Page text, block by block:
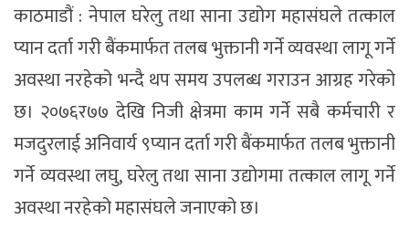
काठमाडौं : नेपाल घरेलु तथा साना उद्योग महासंघले तत्काल
प्यान दर्ता गरी बैंकमार्फत तलब भुक्तानी गर्ने व्यवस्था लागू गर्ने
अवस्था नरहेको भन्दै थप समय उपलब्ध गराउन आग्रह गरेको
छ। २०७६र७७ देखि निजी क्षेत्रमा काम गर्ने सबै कर्मचारी र
मजदुरलाई अनिवार्य ९प्यान दर्ता गरी बैंकमार्फत तलब भुक्तानी
गर्ने व्यवस्था लघु, घरेलु तथा साना उद्योगमा तत्काल लागू गर्ने
अवस्था नरहेको महासंघले जनाएको छ।